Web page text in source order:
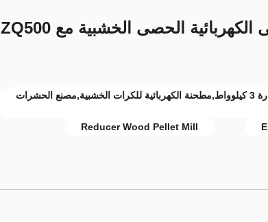
3 كيلوواط مصنع الحصى الكهربائية الحصى الخشبية مع ZQ500
مطحنة الحصى الخشبية بقدرة 3 كيلوواط,مطحنة الكهربائية للكرات الخشبية,مصنع الحشرات
Reducer Wood Pellet Mill